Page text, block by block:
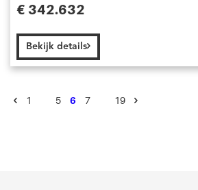
€ 342.632
Bekijk details
1 5 6 7 19